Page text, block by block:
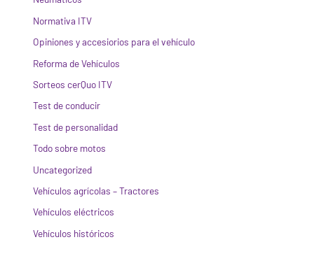
Normativa ITV
Opiniones y accesiorios para el vehículo
Reforma de Vehículos
Sorteos cerQuo ITV
Test de conducir
Test de personalidad
Todo sobre motos
Uncategorized
Vehículos agrícolas – Tractores
Vehículos eléctricos
Vehículos históricos